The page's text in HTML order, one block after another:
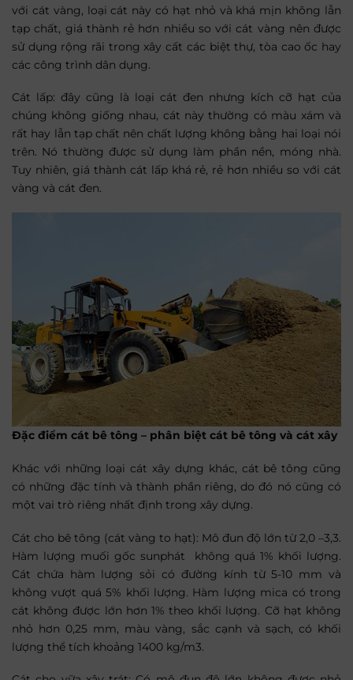
với cát vàng, loại cát này có hạt nhỏ và khá mịn không lẫn
tạp chất, giá thành rẻ hơn nhiều so với cát vàng nên được
sử dụng rộng rãi trong xây cất các biệt thự, tòa cao ốc hay
các công trình dân dụng.
Cát lấp: đây cũng là loại cát đen nhưng kích cỡ hạt của
chúng không giống nhau, cát này thường có màu xám và
rất hay lẫn tạp chất nên chất lượng không bằng hai loại nói
trên. Nó thường được sử dụng làm phần nền, móng nhà.
Tuy nhiên, giá thành cát lấp khá rẻ, rẻ hơn nhiều so với cát
vàng và cát đen.
Đặc điểm cát bê tông – phân biệt cát bê tông và cát xây
Khác với những loại cát xây dựng khác, cát bê tông cũng
có những đặc tính và thành phần riêng, do đó nó cũng có
một vai trò riêng nhất định trong xây dựng.
Cát cho bê tông (cát vàng to hạt): Mô đun độ lớn từ 2,0 –3,3.
Hàm lượng muối gốc sunphát không quá 1% khối lượng.
Cát chứa hàm lượng sỏi có đường kính từ 5-10 mm và
không vượt quá 5% khối lượng. Hàm lượng mica có trong
cát không được lớn hơn 1% theo khối lượng. Cỡ hạt không
nhỏ hơn 0,25 mm, màu vàng, sắc cạnh và sạch, có khối
lượng thể tích khoảng 1400 kg/m3.